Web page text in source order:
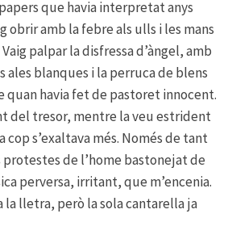
que havia interpretat anys
obrir amb la febre als ulls i les mans
palpar la disfressa d’àngel, amb
ales blanques i la perruca de blens
quan havia fet de pastoret innocent.
del tresor, mentre la veu estrident
cop s’exaltava més. Només de tant
de l’home bastonejat de
perversa, irritant, que m’encenia.
lletra, però la sola cantarella ja